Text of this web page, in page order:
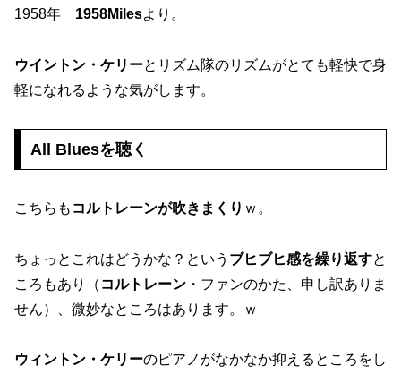
1958年 1958Milesより。
ウイントン・ケリーとリズム隊のリズムがとても軽快で身
軽になれるような気がします。
All Bluesを聴く
こちらも コルトレーンが吹きまくり ｗ。
ちょっとこれはどうかな？という ブヒブヒ感を繰り返すと
ころもあり（ コルトレーン ・ファンのかた、申し訳ありま
せん）、微妙なところはあります。ｗ
ウィントン・ケリーのピアノがなかなか抑えるところをし